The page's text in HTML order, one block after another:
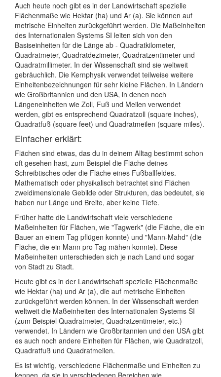
Auch heute noch gibt es in der Landwirtschaft spezielle
Flächenmaße wie Hektar (ha) und Ar (a). Sie können auf
metrische Einheiten zurückgeführt werden. Die Maßeinheiten
des Internationalen Systems SI leiten sich von den
Basiseinheiten für die Länge ab - Quadratkilometer,
Quadratmeter, Quadratdezimeter, Quadratzentimeter und
Quadratmillimeter. In der Wissenschaft sind sie weltweit
gebräuchlich. Die Kernphysik verwendet teilweise weitere
Einheitenbezeichnungen für sehr kleine Flächen. In Ländern
wie Großbritannien und den USA, in denen noch
Längeneinheiten wie Zoll, Fuß und Meilen verwendet
werden, gibt es entsprechend Quadratzoll (square inches),
Quadratfuß (square feet) und Quadratmeilen (square miles).
Einfacher erklärt:
Flächen sind etwas, das du in deinem Alltag bestimmt schon
oft gesehen hast, zum Beispiel die Fläche deines
Schreibtisches oder die Fläche eines Fußballfeldes.
Mathematisch oder physikalisch betrachtet sind Flächen
zweidimensionale Gebilde oder Strukturen, das bedeutet, sie
haben nur Länge und Breite, aber keine Tiefe.
Früher hatte die Landwirtschaft viele verschiedene
Maßeinheiten für Flächen, wie "Tagwerk" (die Fläche, die ein
Bauer an einem Tag pflügen konnte) und "Mann-Mahd" (die
Fläche, die ein Mann pro Tag mähen konnte). Diese
Maßeinheiten unterschieden sich je nach Land und sogar
von Stadt zu Stadt.
Heute gibt es in der Landwirtschaft spezielle Flächenmaße
wie Hektar (ha) und Ar (a), die auf metrische Einheiten
zurückgeführt werden können. In der Wissenschaft werden
weltweit die Maßeinheiten des Internationalen Systems SI
(zum Beispiel Quadratmeter, Quadratzentimeter, etc.)
verwendet. In Ländern wie Großbritannien und den USA gibt
es auch noch andere Einheiten für Flächen, wie Quadratzoll,
Quadratfuß und Quadratmeilen.
Es ist wichtig, verschiedene Flächenmaße und Einheiten zu
kennen, da sie in verschiedenen Bereichen wie